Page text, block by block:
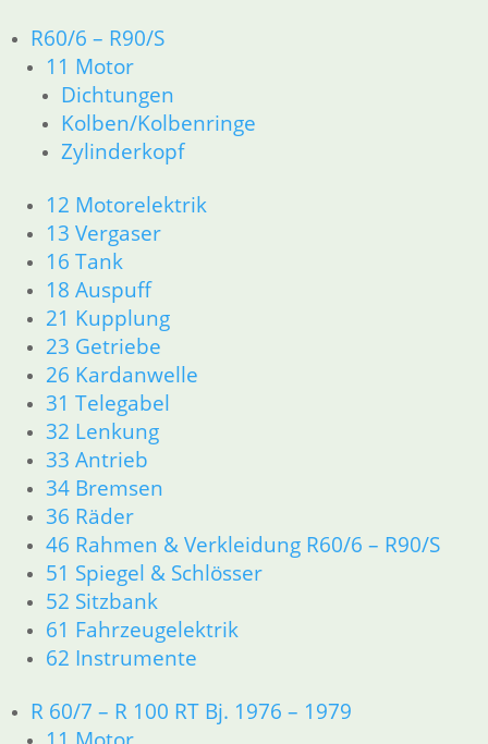
R60/6 – R90/S
11 Motor
Dichtungen
Kolben/Kolbenringe
Zylinderkopf
12 Motorelektrik
13 Vergaser
16 Tank
18 Auspuff
21 Kupplung
23 Getriebe
26 Kardanwelle
31 Telegabel
32 Lenkung
33 Antrieb
34 Bremsen
36 Räder
46 Rahmen & Verkleidung R60/6 – R90/S
51 Spiegel & Schlösser
52 Sitzbank
61 Fahrzeugelektrik
62 Instrumente
R 60/7 – R 100 RT Bj. 1976 – 1979
Shop
Ersatzteile nach Modell
K-Modell
11 Motor
Dichtungen
32 Lenkung
33 Antrieb
34 Bremsen
46 Rahmen Verkleidung
61 Fahrzeugelektrik
R25 /3
11 Motor R25/3
Dichtungen
Zylinderkopf
12 Motorelektrik
13 Vergaser
16 Tank
18 Auspuff
21 Kupplung
23 Getriebe
31 Telegabel
32 Lenkung
33 Antrieb
34 Bremsen
36 Räder
46 Rahmen Verkleidung R25/3
61 Fahrzeugelektrik